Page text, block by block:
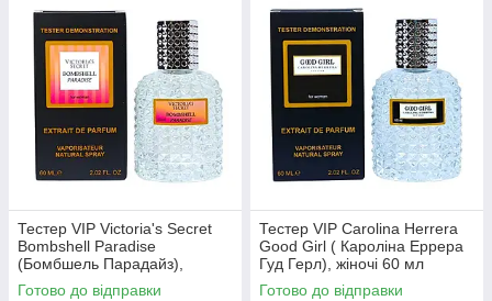
Тестер VIP Victoria's Secret
Bombshell Paradise
(Бомбшель Парадайз),
жіночий 60 мл
Готово до відправки
Тестер VIP Carolina Herrera
Good Girl ( Кароліна Еррера
Гуд Герл), жіночі 60 мл
Готово до відправки